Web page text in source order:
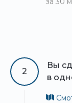
2
Вы
в